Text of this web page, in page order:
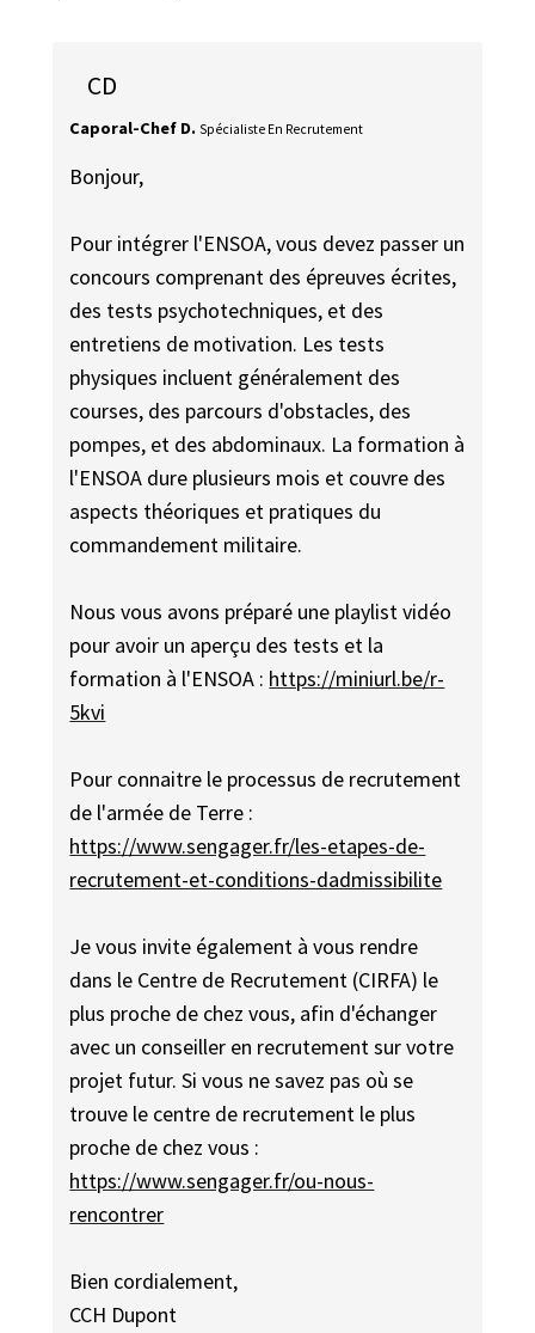
CD
Caporal-Chef D. Spécialiste En Recrutement
Bonjour,
Pour intégrer l'ENSOA, vous devez passer un
concours comprenant des épreuves écrites,
des tests psychotechniques, et des
entretiens de motivation. Les tests
physiques incluent généralement des
courses, des parcours d'obstacles, des
pompes, et des abdominaux. La formation à
l'ENSOA dure plusieurs mois et couvre des
aspects théoriques et pratiques du
commandement militaire.
Nous vous avons préparé une playlist vidéo
pour avoir un aperçu des tests et la
formation à l'ENSOA : https://miniurl.be/r-
5kvi
Pour connaitre le processus de recrutement
de l'armée de Terre :
https://www.sengager.fr/les-etapes-de-
recrutement-et-conditions-dadmissibilite
Je vous invite également à vous rendre
dans le Centre de Recrutement (CIRFA) le
plus proche de chez vous, afin d'échanger
avec un conseiller en recrutement sur votre
projet futur. Si vous ne savez pas où se
trouve le centre de recrutement le plus
proche de chez vous :
https://www.sengager.fr/ou-nous-
rencontrer
Bien cordialement,
CCH Dupont